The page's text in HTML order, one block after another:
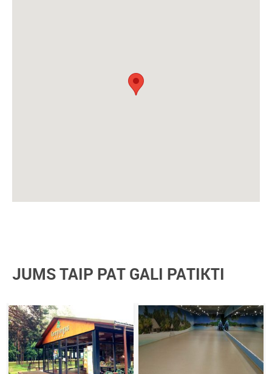
JUMS TAIP PAT GALI PATIKTI